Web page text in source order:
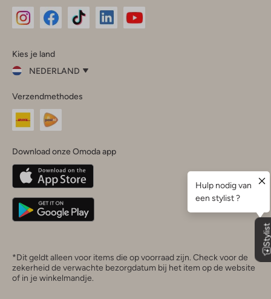
InstagramFacebook
Kies je land
NEDERLAND
je
land
Nederland
Belgique(Français)
Deutschland
Verzendmethodes
Download onze Omoda app
*Dit geldt alleen voor items die op voorraad zijn. Check voor de
zekerheid de verwachte bezorgdatum bij het item op de website
of in je winkelmandje.